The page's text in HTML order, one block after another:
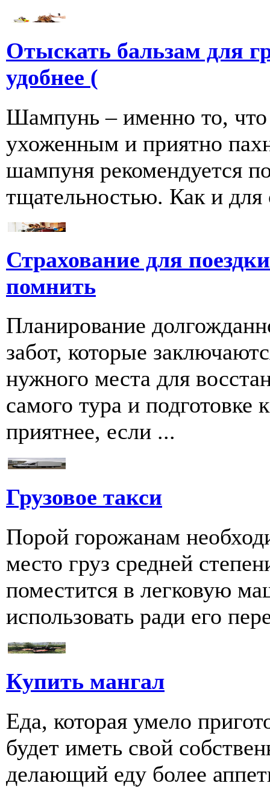
Отыскать бальзам для
удобнее (
Шампунь – именно то, что
ухоженным и приятно
шампуня рекомендуется
тщательностью. Как и для
Страхование для
помнить
Планирование
забот, которые
нужного места для
самого тура и подготовке
приятнее, если ...
Грузовое такси
Порой горожанам
место груз средней
поместится в легковую
использовать ради его
Купить мангал
Еда, которая умело
будет иметь свой
делающий еду более